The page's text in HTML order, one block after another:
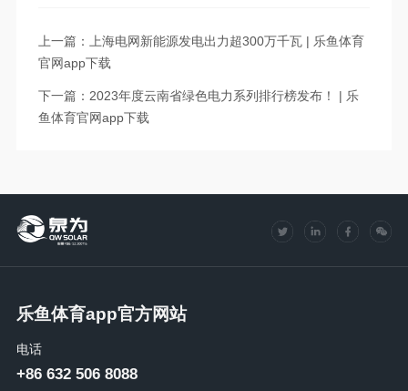
上一篇：上海电网新能源发电出力超300万千瓦 | 乐鱼体育
官网app下载
下一篇：2023年度云南省绿色电力系列排行榜发布！ | 乐
鱼体育官网app下载
乐鱼体育app官方网站
电话
+86 632 506 8088